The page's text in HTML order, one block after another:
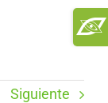
Siguiente
Area